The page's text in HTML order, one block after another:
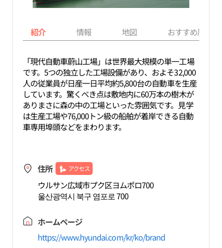
紹介 情報 地図 おすすめ周辺
「現代自動車蔚山工場」は世界最大規模の単一工場
です。5つの独立した工場設備があり、およそ32,000
人の従業員が日産一日平均約5,800台の自動車を生産
しています。驚くべき点は敷地内に60万本の樹木が
ありまさに森の中の工場といった雰囲気です。見学
は生産工場や76,000トン級の船舶が着岸できる自動
車専用埠頭などをまわります。
住所 アクセス
ウルサン広域市プク区ヨムポロ700
울산광역시 북구 염포로 700
ホームページ
https://www.hyundai.com/kr/ko/brand